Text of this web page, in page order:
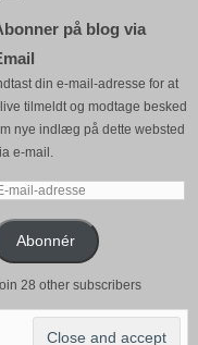
på blog via
din e-mail-adresse for at
tilmeldt og modtage besked
nye indlæg på dette websted
e-mail.
Abonnér
28 other subscribers